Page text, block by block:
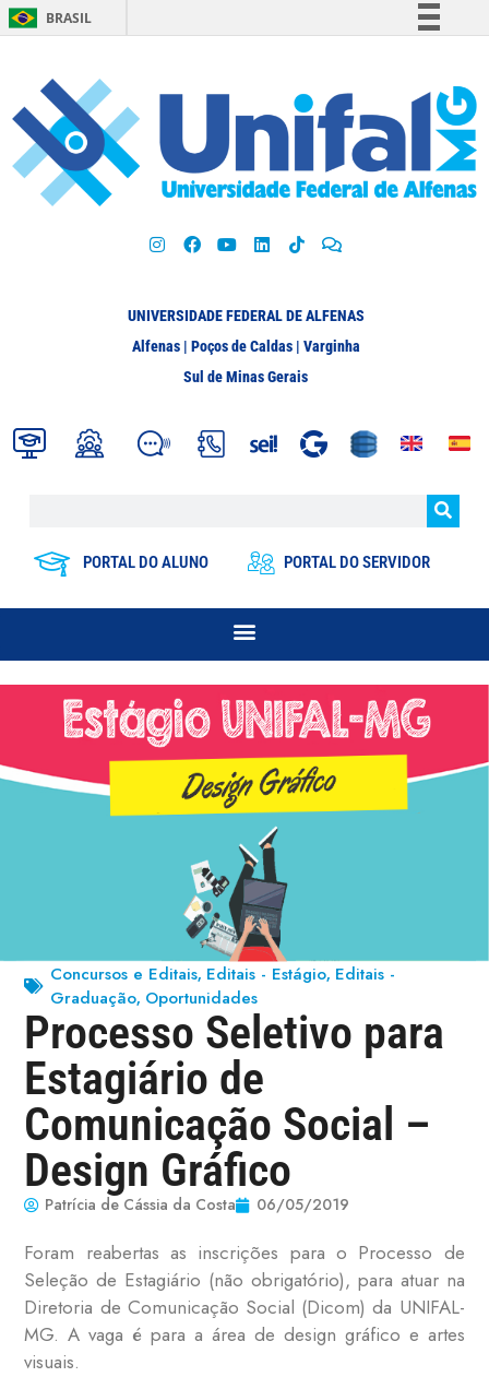
BRASIL
Participe
Acesso à informação
Legislação
UNIVERSIDADE FEDERAL DE ALFENAS
Alfenas | Poços de Caldas | Varginha
Sul de Minas Gerais
PORTAL DO ALUNO PORTAL DO SERVIDOR
Concursos e Editais, Editais - Estágio, Editais -
Graduação, Oportunidades
Processo Seletivo para
Estagiário de
Comunicação Social –
Design Gráfico
Patrícia de Cássia da Costa 06/05/2019
Foram reabertas as inscrições para o Processo de
Seleção de Estagiário (não obrigatório), para atuar na
Diretoria de Comunicação Social (Dicom) da UNIFAL-
MG. A vaga é para a área de design gráfico e artes
visuais.